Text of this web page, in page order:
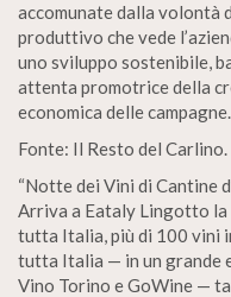
accomunate dalla volontà
produttivo che vede
uno sviluppo sostenibile,
attenta promotrice della
economica delle campagne.
Fonte: Il Resto del Carlino.
“Notte dei Vini di Cantine
Arriva a Eataly Lingotto la
tutta Italia, più di 100 vini
tutta Italia — in un grande
Vino Torino e GoWine —